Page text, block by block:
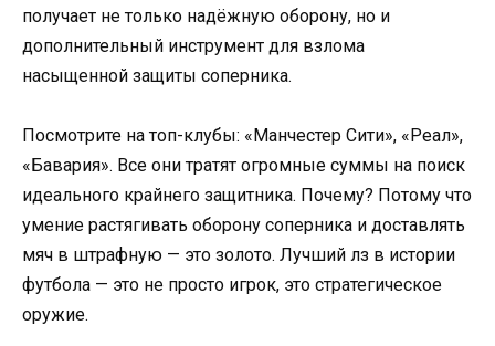
получает не только надёжную оборону, но и
дополнительный инструмент для взлома
насыщенной защиты соперника.
Посмотрите на топ-клубы: «Манчестер Сити», «Реал»,
«Бавария». Все они тратят огромные суммы на поиск
идеального крайнего защитника. Почему? Потому что
умение растягивать оборону соперника и доставлять
мяч в штрафную — это золото. Лучший лз в истории
футбола — это не просто игрок, это стратегическое
оружие.